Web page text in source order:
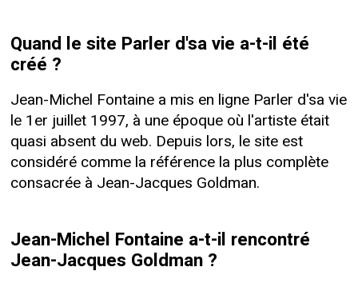
Quand le site Parler d'sa vie a-t-il été
créé ?
Jean-Michel Fontaine a mis en ligne Parler d'sa vie
le 1er juillet 1997, à une époque où l'artiste était
quasi absent du web. Depuis lors, le site est
considéré comme la référence la plus complète
consacrée à Jean-Jacques Goldman.
Jean-Michel Fontaine a-t-il rencontré
Jean-Jacques Goldman ?